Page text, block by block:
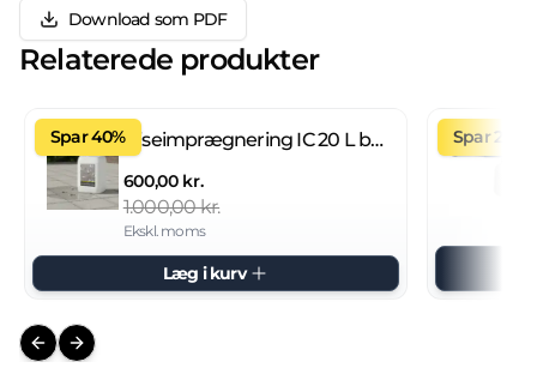
Download som PDF
Relaterede produkter
Spar 40% Fliseimprægnering IC 20 L brugsklar
600,00 kr.
1.000,00 kr.
Ekskl. moms
Læg i kurv
Spar 27%
Previous slide
Next slide